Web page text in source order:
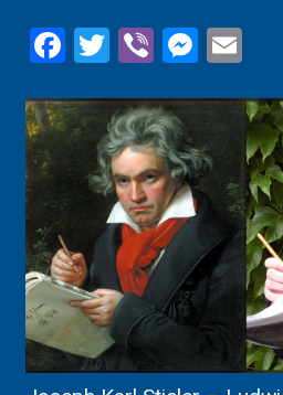
Facebook
Twitter
Viber